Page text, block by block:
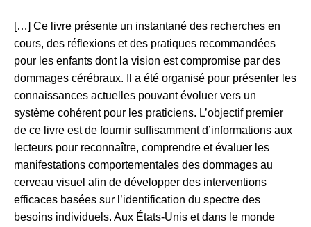
[…] Ce livre présente un instantané des recherches en
cours, des réflexions et des pratiques recommandées
pour les enfants dont la vision est compromise par des
dommages cérébraux. Il a été organisé pour présenter les
connaissances actuelles pouvant évoluer vers un
système cohérent pour les praticiens. L’objectif premier
de ce livre est de fournir suffisamment d’informations aux
lecteurs pour reconnaître, comprendre et évaluer les
manifestations comportementales des dommages au
cerveau visuel afin de développer des interventions
efficaces basées sur l’identification du spectre des
besoins individuels. Aux États-Unis et dans le monde